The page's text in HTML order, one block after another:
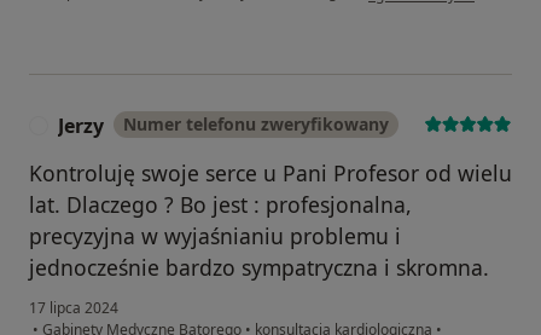
Jerzy Numer telefonu zweryfikowany
Kontroluję swoje serce u Pani Profesor od wielu
lat. Dlaczego ? Bo jest : profesjonalna,
precyzyjna w wyjaśnianiu problemu i
jednocześnie bardzo sympatryczna i skromna.
17 lipca 2024
• Gabinety Medyczne Batorego • konsultacja kardiologiczna •